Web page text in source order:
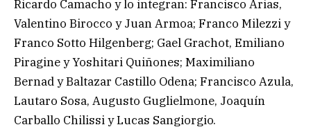
Ricardo Camacho y lo integran: Francisco Arias,
Valentino Birocco y Juan Armoa; Franco Milezzi y
Franco Sotto Hilgenberg; Gael Grachot, Emiliano
Piragine y Yoshitari Quiñones; Maximiliano
Bernad y Baltazar Castillo Odena; Francisco Azula,
Lautaro Sosa, Augusto Guglielmone, Joaquín
Carballo Chilissi y Lucas Sangiorgio.